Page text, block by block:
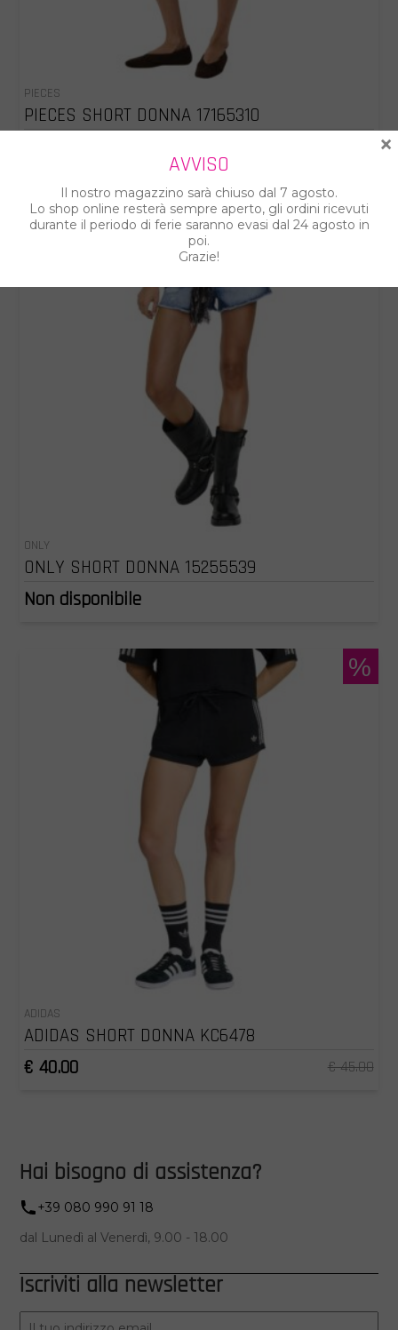
PIECES
PIECES SHORT DONNA 17165310
ONLY
ONLY SHORT DONNA 15255539
Non disponibile
ADIDAS
ADIDAS SHORT DONNA KC6478
€ 40.00
€ 45.00
%
Hai bisogno di assistenza?
+39 080 990 91 18
dal Lunedì al Venerdì, 9.00 - 18.00
Iscriviti alla newsletter
AVVISO
Il nostro magazzino sarà chiuso dal 7 agosto.
Lo shop online resterà sempre aperto, gli ordini ricevuti
durante il periodo di ferie saranno evasi dal 24 agosto in
poi.
Grazie!
×